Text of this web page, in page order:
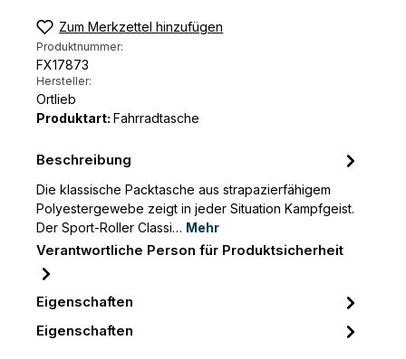
Zum Merkzettel hinzufügen
Produktnummer:
FX17873
Hersteller:
Ortlieb
Produktart: Fahrradtasche
Beschreibung
Die klassische Packtasche aus strapazierfähigem
Polyestergewebe zeigt in jeder Situation Kampfgeist.
Der Sport-Roller Classi… Mehr
Verantwortliche Person für Produktsicherheit
Eigenschaften
Eigenschaften